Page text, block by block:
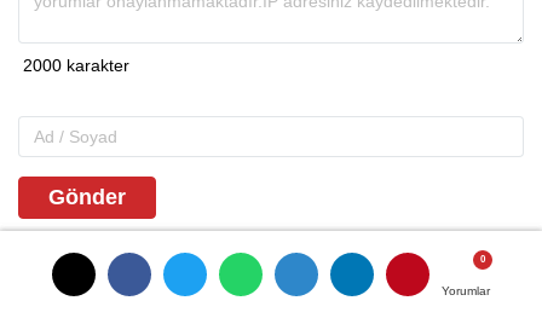
Yorumlar
Yorumlar
Gönder
ANASAYFAYA DÖNMEK İÇİN TIKLAYINIZ